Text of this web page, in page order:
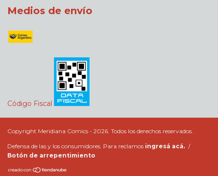
Medios de envío
Código Fiscal
Copyright Meridiana Comics - 2026. Todos los derechos reservados.
Defensa de las y los consumidores. Para reclamos ingresá acá. /
Botón de arrepentimiento